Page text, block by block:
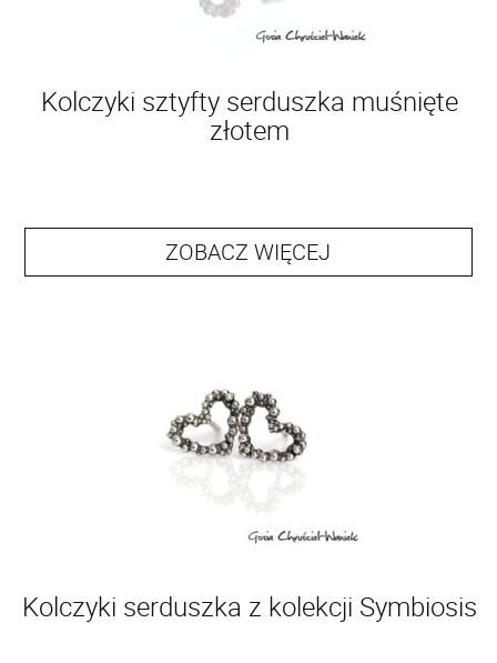
Kolczyki sztyfty serduszka muśnięte
złotem
ZOBACZ WIĘCEJ
Kolczyki serduszka z kolekcji Symbiosis